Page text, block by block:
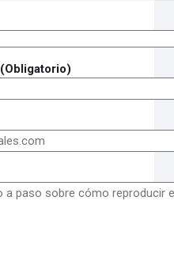
(Obligatorio)